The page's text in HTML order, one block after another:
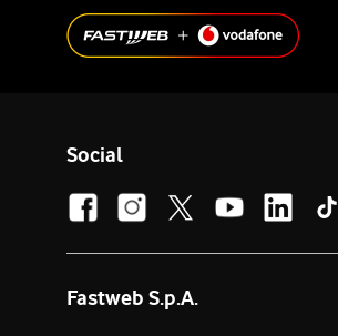
Social
Fastweb S.p.A.